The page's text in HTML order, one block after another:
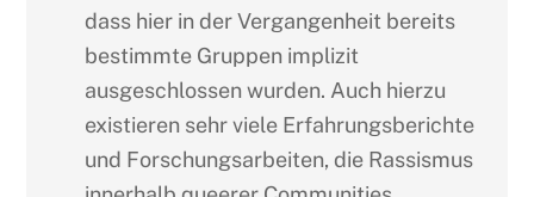
dass hier in der Vergangenheit bereits
bestimmte Gruppen implizit
ausgeschlossen wurden. Auch hierzu
existieren sehr viele Erfahrungsberichte
und Forschungsarbeiten, die Rassismus